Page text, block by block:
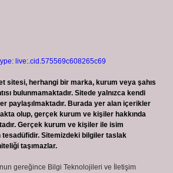
live:.cid.575569c608265c69
sitesi, herhangi bir marka, kurum veya şahıs
bulunmamaktadır. Sitede yalnızca kendi
paylaşılmaktadır. Burada yer alan içerikler
olup, gerçek kurum ve kişiler hakkında
Gerçek kurum ve kişiler ile isim
tesadüfidir. Sitemizdeki bilgiler taslak
taşımazlar.
gereğince Bilgi Teknolojileri ve İletişim